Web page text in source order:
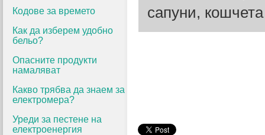
Кодове за времето
Как да изберем удобно
бельо?
Опасните продукти
намаляват
Какво трябва да знаем за
електромера?
Уреди за пестене на
електроенергия
сапуни,